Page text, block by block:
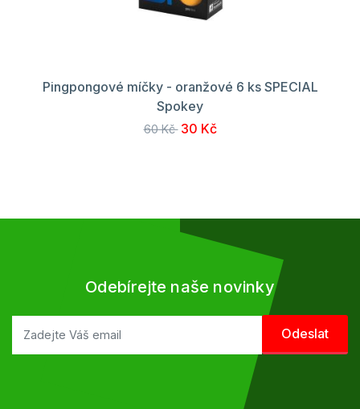
Pingpongové míčky - oranžové 6 ks SPECIAL
Spokey
60 Kč 30 Kč
Odebírejte naše novinky